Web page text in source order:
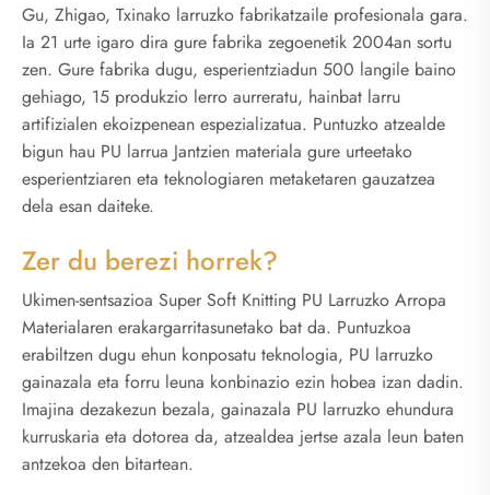
Gu, Zhigao, Txinako larruzko fabrikatzaile profesionala gara.
Ia 21 urte igaro dira gure fabrika zegoenetik 2004an sortu
zen. Gure fabrika dugu, esperientziadun 500 langile baino
gehiago, 15 produkzio lerro aurreratu, hainbat larru
artifizialen ekoizpenean espezializatua. Puntuzko atzealde
bigun hau PU larrua Jantzien materiala gure urteetako
esperientziaren eta teknologiaren metaketaren gauzatzea
dela esan daiteke.
Zer du berezi horrek?
Ukimen-sentsazioa Super Soft Knitting PU Larruzko Arropa
Materialaren erakargarritasunetako bat da. Puntuzkoa
erabiltzen dugu ehun konposatu teknologia, PU larruzko
gainazala eta forru leuna konbinazio ezin hobea izan dadin.
Imajina dezakezun bezala, gainazala PU larruzko ehundura
kurruskaria eta dotorea da, atzealdea jertse azala leun baten
antzekoa den bitartean.